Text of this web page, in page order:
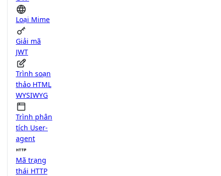
Loại Mime
Giải mã
JWT
Trình soạn
thảo HTML
WYSIWYG
Trình phân
tích User-
agent
Mã trạng
thái HTTP